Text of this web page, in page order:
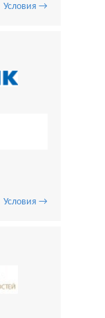
Условия →
Условия →